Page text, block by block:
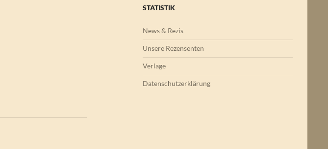
STATISTIK
News & Rezis
Unsere Rezensenten
Verlage
Datenschutzerklärung